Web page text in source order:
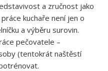
a zručnost jako
kuchaře není jen o
a výběru surovin.
pečovatele –
(tentokrát naštěstí